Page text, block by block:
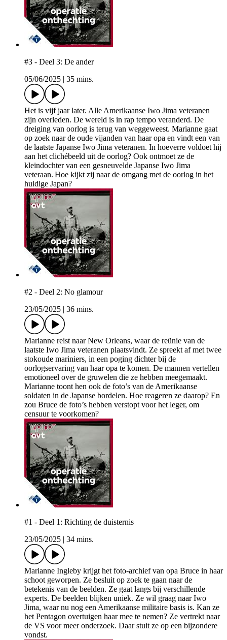
#3 - Deel 3: De ander
05/06/2025
35 mins.
Het is vijf jaar later. Alle Amerikaanse Iwo Jima veteranen
zijn overleden. De wereld is in rap tempo veranderd. De
dreiging van oorlog is terug van weggeweest. Marianne gaat
op zoek naar de oude vijanden van haar opa en vindt een van
de laatste Japanse Iwo Jima veteranen. In hoeverre voldoet hij
aan het clichébeeld uit de oorlog? Ook ontmoet ze de
kleindochter van een gesneuvelde Japanse Iwo Jima
veteraan. Hoe kijkt zij naar de omgang met de oorlog in het
huidige Japan?
#2 - Deel 2: No glamour
23/05/2025
36 mins.
Marianne reist naar New Orleans, waar de reünie van de
laatste Iwo Jima veteranen plaatsvindt. Ze spreekt af met twee
stokoude mariniers, in een poging dichter bij de
oorlogservaring van haar opa te komen. De mannen vertellen
emotioneel over de gruwelen die ze hebben meegemaakt.
Marianne toont hen ook de foto’s van de Amerikaanse
soldaten in de Japanse bordelen. Hoe reageren ze daarop? En
zou Bruce de foto’s hebben verstopt voor het leger, om
censuur te voorkomen?
#1 - Deel 1: Richting de duisternis
23/05/2025
34 mins.
Marianne Ingleby krijgt het foto-archief van opa Bruce in haar
schoot geworpen. Ze besluit op zoek te gaan naar de
betekenis van de beelden. Ze gaat langs bij verschillende
experts. De beelden blijken uniek. Ze wil graag naar Iwo
Jima, waar nu nog een Amerikaanse militaire basis is. Kan ze
het Pentagon overtuigen haar mee te nemen? Ze vertrekt naar
de VS voor meer onderzoek. Daar stuit ze op een bijzondere
vondst.